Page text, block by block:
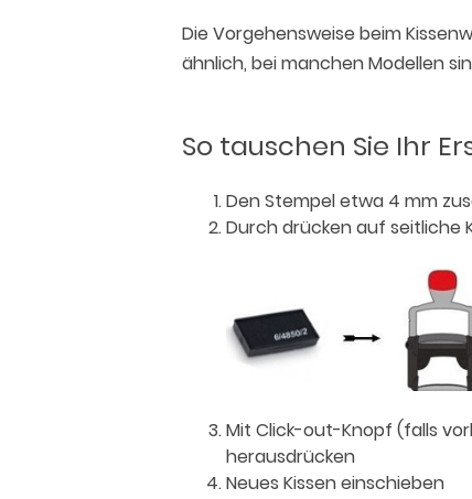
Die Vorgehensweise beim
ähnlich, bei manchen Modellen
So tauschen Sie Ihr
Den Stempel etwa 4 mm
Durch drücken auf seitliche
Mit Click-out-Knopf (falls
herausdrücken
Neues Kissen einschieben